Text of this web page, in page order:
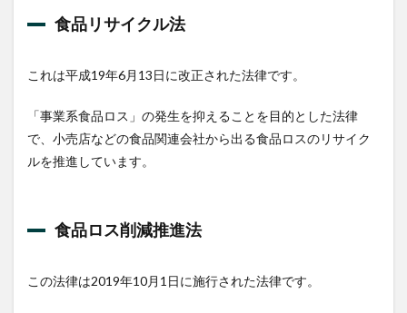
食品リサイクル法
これは平成19年6月13日に改正された法律です。
「事業系食品ロス」の発生を抑えることを目的とした法律
で、小売店などの食品関連会社から出る食品ロスのリサイク
ルを推進しています。
食品ロス削減推進法
この法律は2019年10月1日に施行された法律です。